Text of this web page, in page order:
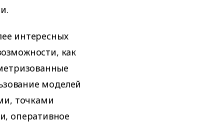
интересных
как
моделей
точками
оперативное